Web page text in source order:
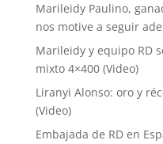
Marileidy Paulino,
nos motive a seguir
Marileidy y equipo RD
mixto 4×400 (Video)
Liranyi Alonso: oro y
(Video)
Embajada de RD en